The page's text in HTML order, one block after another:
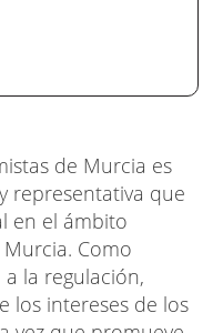
de Murcia es
representativa que
en el ámbito
Como
la regulación,
los intereses de los